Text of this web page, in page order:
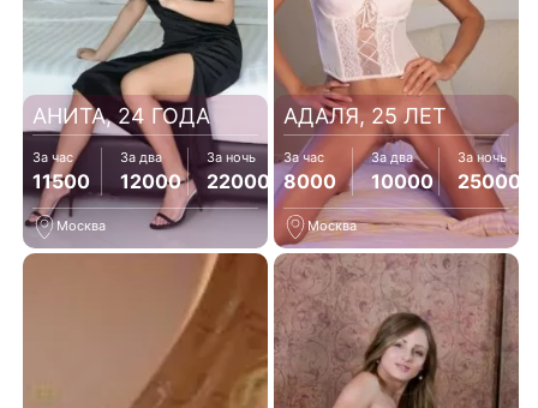
АНИТА, 24 ГОДА
За час
11500
За два
12000
За ночь
22000
Москва
АДАЛЯ, 25 ЛЕТ
За час
8000
За два
10000
За ночь
25000
Москва